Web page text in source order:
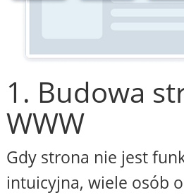
1. Budowa
WWW
Gdy strona nie jest
intuicyjna, wiele osób